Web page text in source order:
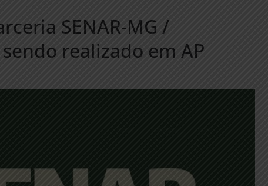
SENAR-MG /
realizado em AP